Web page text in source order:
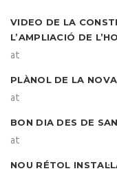
VIDEO DE LA
L’AMPLIACIÓ DE
at
PLÀNOL DE LA
at
BON DIA DES DE
at
NOU RÉTOL